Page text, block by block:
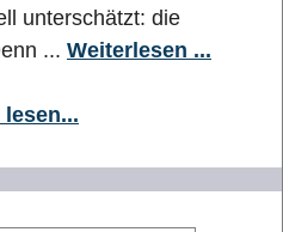
unterschätzt: die
... Weiterlesen ...
lesen...